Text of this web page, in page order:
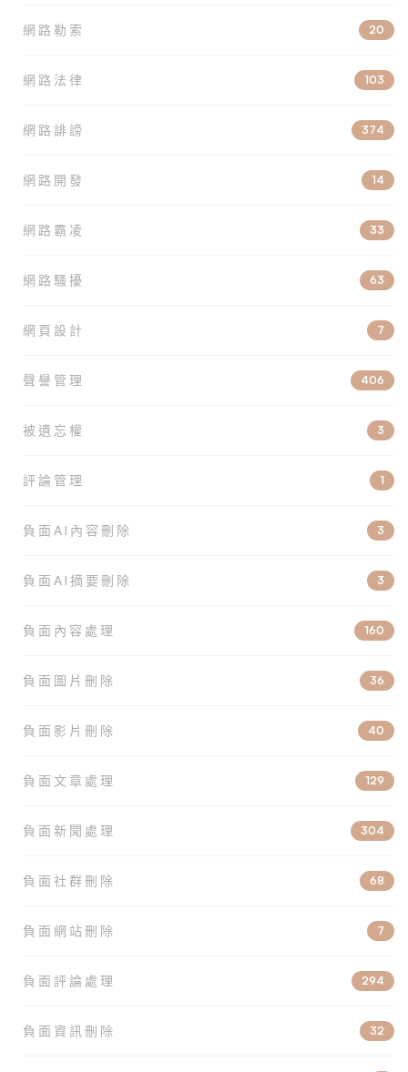
網路勒索 20
網路法律 103
網路誹謗 374
網路開發 14
網路霸凌 33
網路騷擾 63
網頁設計 7
聲譽管理 406
被遺忘權 3
評論管理 1
負面AI內容刪除 3
負面AI摘要刪除 3
負面內容處理 160
負面圖片刪除 36
負面影片刪除 40
負面文章處理 129
負面新聞處理 304
負面社群刪除 68
負面網站刪除 7
負面評論處理 294
負面資訊刪除 32